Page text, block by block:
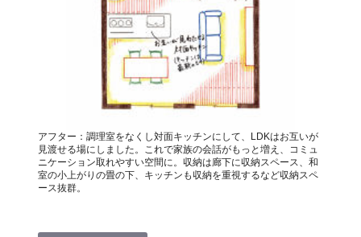
アフター：調理室をなくし対面キッチンにして、LDKはお互いが
見渡せる場にしました。これで家族の会話がもっと増え、コミュ
ニケーション取れやすい空間に。収納は廊下に収納スペース、和
室の小上がりの畳の下、キッチンも収納を重視するなど収納スペ
ース抜群。